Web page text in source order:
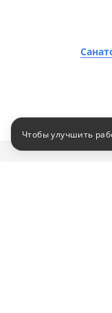
Чтобы улучшить